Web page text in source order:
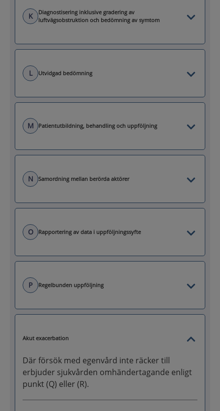
K
Diagnostisering inklusive gradering av
luftvägsobstruktion och bedömning av symtom
L Utvidgad bedömning
M Patientutbildning, behandling och uppföljning
N Samordning mellan berörda aktörer
O Rapportering av data i uppföljningssyfte
P Regelbunden uppföljning
Akut exacerbation
Där försök med egenvård inte räcker till
erbjuder sjukvården omhändertagande enligt
punkt (Q) eller (R).